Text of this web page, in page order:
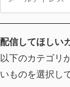
配信してほしい
以下のカテゴリ
いものを選択し